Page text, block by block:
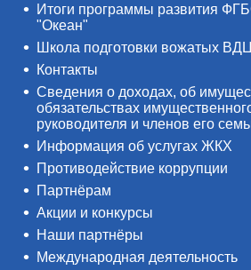
Итоги программы развития
"Океан"
Школа подготовки вожатых
Контакты
Сведения о доходах, об
обязательствах
руководителя и членов его
Информация об услугах ЖКХ
Противодействие коррупции
Партнёрам
Акции и конкурсы
Наши партнёры
Международная деятельность